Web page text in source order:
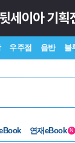
우주점 음반 블
연재eBook N